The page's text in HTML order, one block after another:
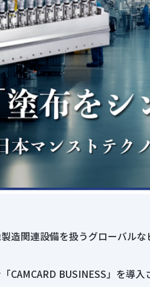
造関連設備を扱うグローバル
BUSINESS」を導